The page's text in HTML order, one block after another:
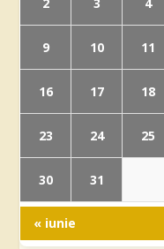
9 10 11
16 17 18
23 24 25
30 31
« iunie